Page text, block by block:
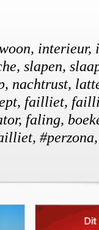
slapen,
nachtrust,
failliet,
faling,